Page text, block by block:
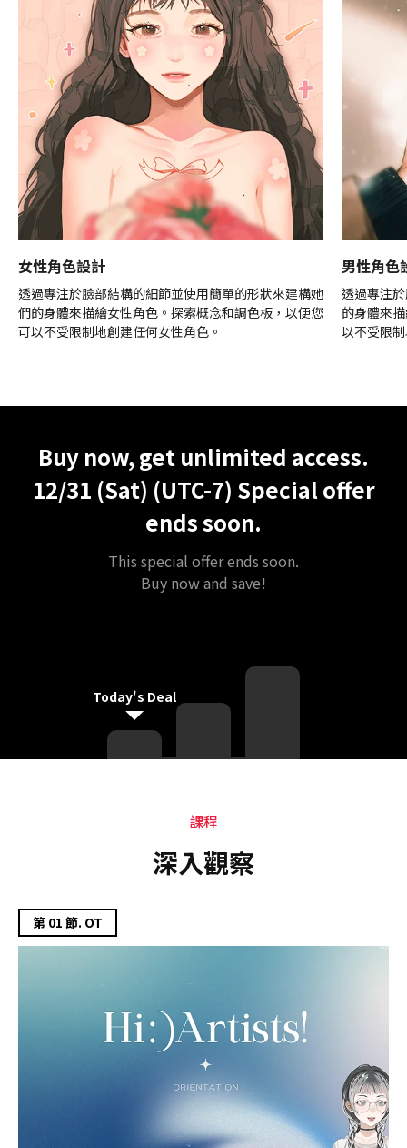
女性角色設計
透過專注於臉部結構的細節並使用簡單的形狀來建構她
們的身體來描繪女性角色。探索概念和調色板，以便您
可以不受限制地創建任何女性角色。
男性角色
透過專注
的身體來
以不受限
Buy now, get unlimited access.
12/31 (Sat) (UTC-7) Special offer
ends soon.
This special offer ends soon.
Buy now and save!
Today's Deal
課程
深入觀察
第 01 節. OT